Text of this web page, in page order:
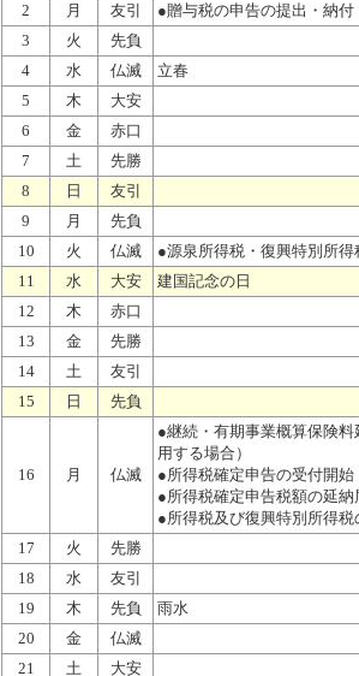
2
月 友引
●贈与税の申告の提出・納付
3
火
先負
4
水 仏滅
立春
5
木
大安
6
金
赤口
7
土
先勝
8
日
友引
9
月
先負
10
火 仏滅
●源泉所得税・復興特別所得
11
水 大安
建国記念の日
12
木
赤口
13
金
先勝
14
土
友引
15
日 先負
16 月 仏滅
●継続・有期事業概算保険
用する場合）
●所得税確定申告の受付開始
●所得税確定申告税額の延納
●所得税及び復興特別所得
17
火
先勝
18
水
友引
19
木 先負
雨水
20
金
仏滅
21
土 大安